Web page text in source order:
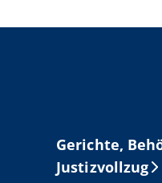
Gerichte,
Justizvollzug